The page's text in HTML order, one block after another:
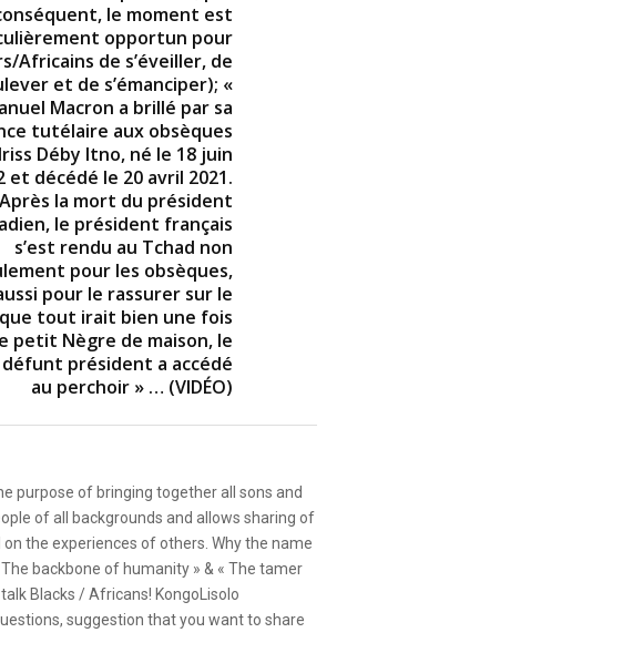
le moment est
opportun pour
Africains de s’éveiller, de
et de s’émanciper); «
Macron a brillé par sa
tutélaire aux obsèques
Déby Itno, né le 18 juin
et décédé le 20 avril 2021.
Après la mort du président
le président français
s’est rendu au Tchad non
pour les obsèques,
pour le rassurer sur le
tout irait bien une fois
petit Nègre de maison, le
président a accédé
au perchoir » … (VIDÉO)
purpose of bringing together all sons and
of all backgrounds and allows sharing of
the experiences of others. Why the name
The backbone of humanity » & « The tamer
Blacks / Africans! KongoLisolo
suggestion that you want to share